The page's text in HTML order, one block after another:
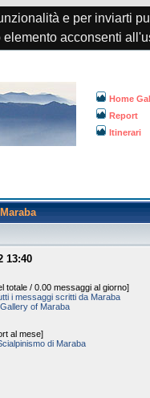
e per inviarti
acconsenti
Home
Report
Itinerari
13:40
totale / 0.00 messaggi al giorno]
i messaggi scritti da Maraba
of Maraba
al mese]
di Maraba